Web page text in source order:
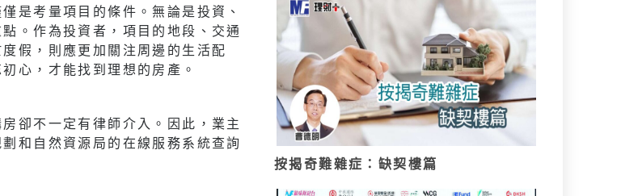
是考量項目的條件。無論是投資、
。作為投資者，項目的地段、交通
假，則應更加關注周邊的生活配
心，才能找到理想的房產。
卻不一定有律師介入。因此，業主
和自然資源局的在線服務系統查詢
按揭奇難雜症：缺契樓篇